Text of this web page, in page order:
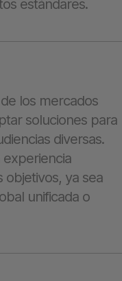
estándares.
los mercados
soluciones para
diversas.
ya sea
unificada o